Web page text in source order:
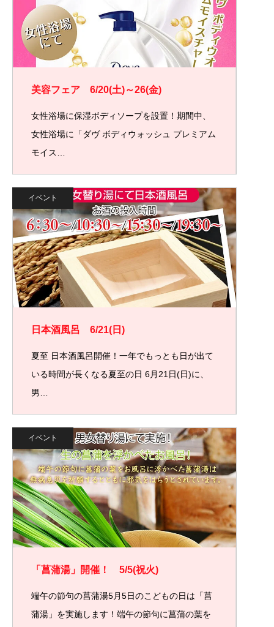
美容フェア 6/20(土)～26(金)
女性浴場に保湿ボディソープを設置！期間中、
女性浴場に「ダヴ ボディウォッシュ プレミアム
モイス…
イベント
日本酒風呂 6/21(日)
夏至 日本酒風呂開催！一年でもっとも日が出て
いる時間が長くなる夏至の日 6月21日(日)に、
男…
イベント
「菖蒲湯」開催！ 5/5(祝火)
端午の節句の菖蒲湯5月5日のこどもの日は「菖
蒲湯」を実施します！端午の節句に菖蒲の葉を